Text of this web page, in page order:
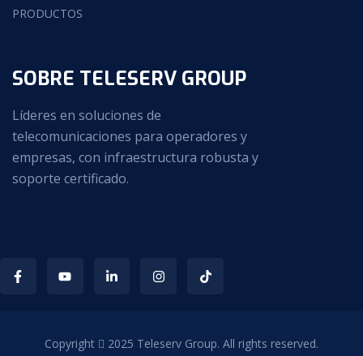
SOBRE TELESERV GROUP
Líderes en soluciones de
telecomunicaciones para operadores y
empresas, con infraestructura robusta y
soporte certificado.
PRODUCTOS
Copyright 2025 Teleserv Group. All rights reserved.